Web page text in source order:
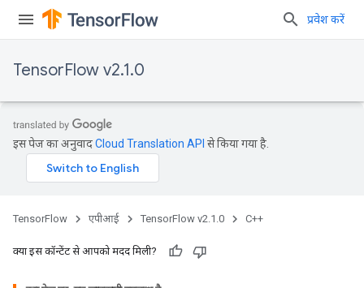
प्रवेश करें
TensorFlow v2.1.0
इस पेज का अनुवादCloud Translation API से किया गया है.
TensorFlow एपीआई TensorFlow v2.1.0 C++
क्या इस कॉन्टेंट से आपको मदद मिली?